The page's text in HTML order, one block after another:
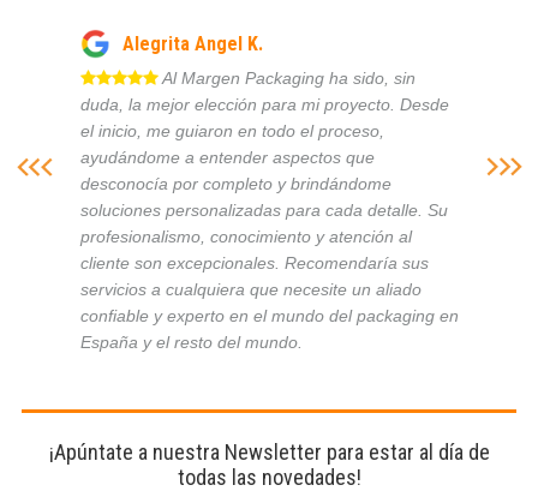
Alegrita Angel K.
Al Margen Packaging ha sido, sin
duda, la mejor elección para mi proyecto. Desde
el inicio, me guiaron en todo el proceso,
ayudándome a entender aspectos que
desconocía por completo y brindándome
soluciones personalizadas para cada detalle. Su
profesionalismo, conocimiento y atención al
cliente son excepcionales. Recomendaría sus
servicios a cualquiera que necesite un aliado
confiable y experto en el mundo del packaging en
España y el resto del mundo.
¡Apúntate a nuestra Newsletter para estar al día de
todas las novedades!